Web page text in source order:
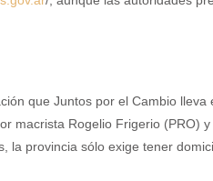
que Juntos por el Cambio
macrista Rogelio Frigerio (PRO)
la provincia sólo exige tener